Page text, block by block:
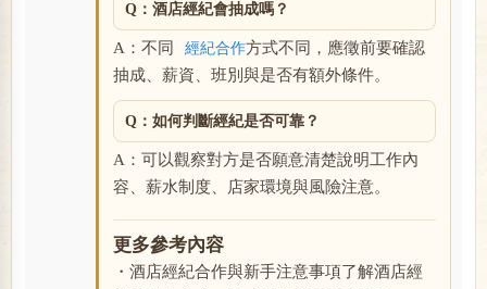
Q：酒店經紀會抽成嗎？
A：不同 經紀合作方式不同，應徵前要確認
抽成、薪資、班別與是否有額外條件。
Q：如何判斷經紀是否可靠？
A：可以觀察對方是否願意清楚說明工作內
容、薪水制度、店家環境與風險注意。
更多參考內容
・酒店經紀合作與新手注意事項了解酒店經